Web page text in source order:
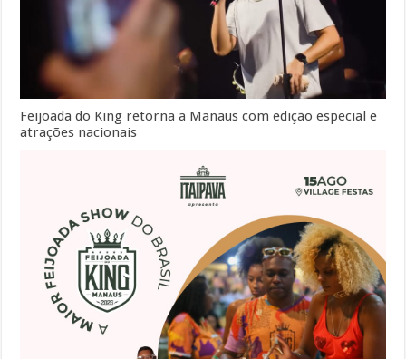
Feijoada do King retorna a Manaus com edição especial e
atrações nacionais